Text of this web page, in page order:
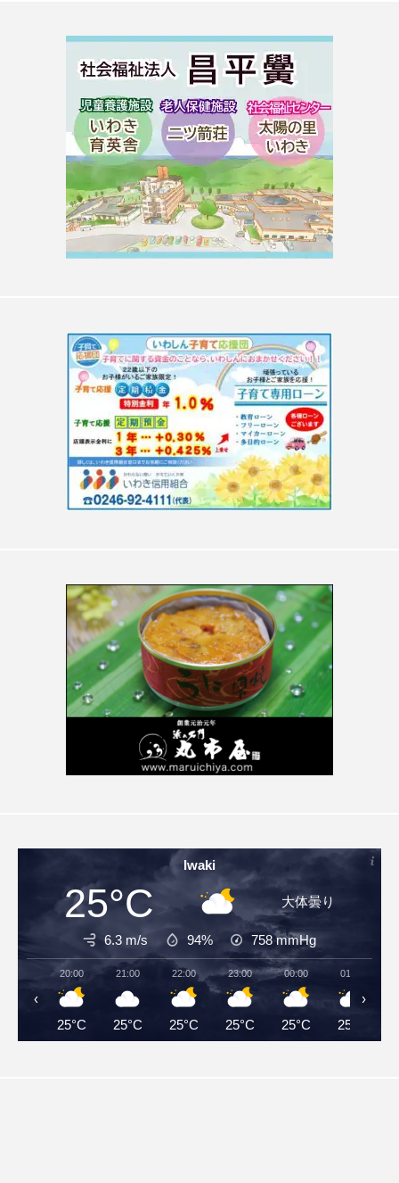
Iwaki
25°C 大体曇り
6.3 m/s 94% 758mmHg
20:00
25°C
21:00
25°C
22:00
25°C
23:00
25°C
00:00
25°C
01:00
25°C
‹ ›